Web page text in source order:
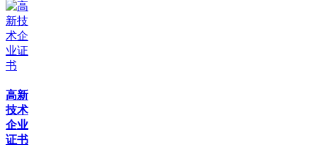
高新
技术
企业
证书